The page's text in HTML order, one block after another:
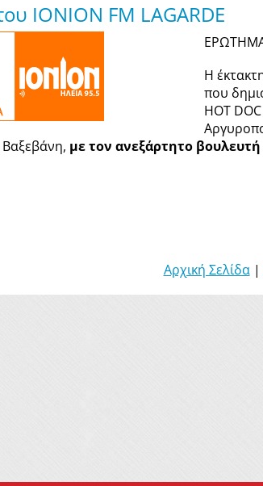
ΙΟΝΙΟΝ FM LAGARDE
Η
που
HOT
με τον ανεξάρτητο
Αρχική Σελίδα|